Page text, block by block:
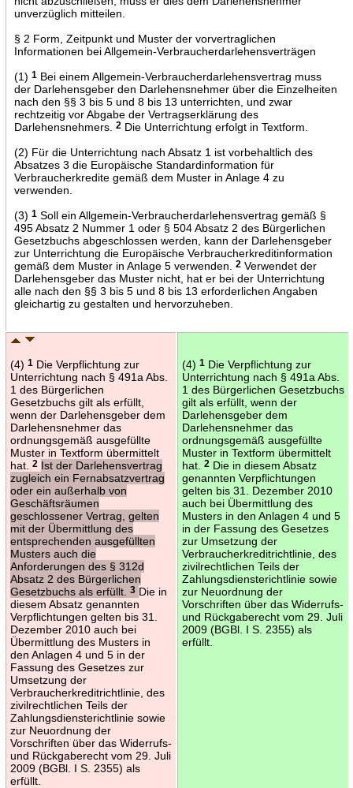
unverzüglich mitteilen.
§ 2 Form, Zeitpunkt und Muster der vorvertraglichen
Informationen bei Allgemein-Verbraucherdarlehensverträgen
(1) 1Bei einem Allgemein-Verbraucherdarlehensvertrag muss
der Darlehensgeber den Darlehensnehmer über die Einzelheiten
nach den §§ 3 bis 5 und 8 bis 13 unterrichten, und zwar
rechtzeitig vor Abgabe der Vertragserklärung des
Darlehensnehmers.
2Die Unterrichtung erfolgt in Textform.
(2) Für die Unterrichtung nach Absatz 1 ist vorbehaltlich des
Absatzes 3 die Europäische Standardinformation für
Verbraucherkredite gemäß dem Muster in Anlage 4 zu
verwenden.
(3) 1Soll ein Allgemein-Verbraucherdarlehensvertrag gemäß §
495 Absatz 2 Nummer 1 oder § 504 Absatz 2 des Bürgerlichen
Gesetzbuchs abgeschlossen werden, kann der Darlehensgeber
zur Unterrichtung die Europäische Verbraucherkreditinformation
gemäß dem Muster in Anlage 5 verwenden.
2Verwendet der
Darlehensgeber das Muster nicht, hat er bei der Unterrichtung
alle nach den §§ 3 bis 5 und 8 bis 13 erforderlichen Angaben
gleichartig zu gestalten und hervorzuheben.
(4) 1Die Verpflichtung zur
Unterrichtung nach § 491a Abs.
1 des Bürgerlichen
Gesetzbuchs gilt als erfüllt,
wenn der Darlehensgeber dem
Darlehensnehmer das
ordnungsgemäß ausgefüllte
Muster in Textform übermittelt
hat.
2 Ist der Darlehensvertrag
zugleich ein Fernabsatzvertrag
oder ein außerhalb von
Geschäftsräumen
geschlossener Vertrag, gelten
mit der Übermittlung des
entsprechenden ausgefüllten
Musters auch die
Anforderungen des § 312d
Absatz 2 des Bürgerlichen
Gesetzbuchs als erfüllt.
3 Die in
diesem Absatz genannten
Verpflichtungen gelten bis 31.
Dezember 2010 auch bei
Übermittlung des Musters in
den Anlagen 4 und 5 in der
Fassung des Gesetzes zur
Umsetzung der
Verbraucherkreditrichtlinie, des
zivilrechtlichen Teils der
Zahlungsdiensterichtlinie sowie
zur Neuordnung der
Vorschriften über das Widerrufs-
und Rückgaberecht vom 29. Juli
2009 (BGBl. I S. 2355) als
erfüllt.
(4) 1Die Verpflichtung zur
Unterrichtung nach § 491a Abs.
1 des Bürgerlichen Gesetzbuchs
gilt als erfüllt, wenn der
Darlehensgeber dem
Darlehensnehmer das
ordnungsgemäß ausgefüllte
Muster in Textform übermittelt
hat.
2Die in diesem Absatz
genannten Verpflichtungen
gelten bis 31. Dezember 2010
auch bei Übermittlung des
Musters in den Anlagen 4 und 5
in der Fassung des Gesetzes
zur Umsetzung der
Verbraucherkreditrichtlinie, des
zivilrechtlichen Teils der
Zahlungsdiensterichtlinie sowie
zur Neuordnung der
Vorschriften über das Widerrufs-
und Rückgaberecht vom 29. Juli
2009 (BGBl. I S. 2355) als
erfüllt.